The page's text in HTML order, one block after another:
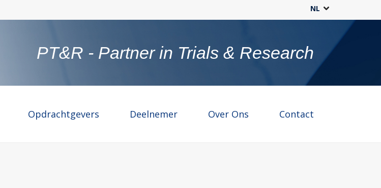
NL
PT&R - Partner in Trials & Research
Opdrachtgevers Deelnemer Over Ons Contact